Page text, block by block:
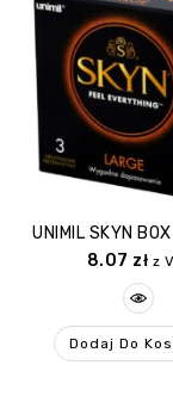
UNIMIL SKYN
8.07 zł z
Dodaj Do